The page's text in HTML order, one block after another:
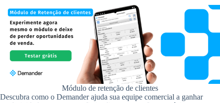
Módulo de retenção de clientes
Descubra como o Demander ajuda sua equipe comercial a ganhar